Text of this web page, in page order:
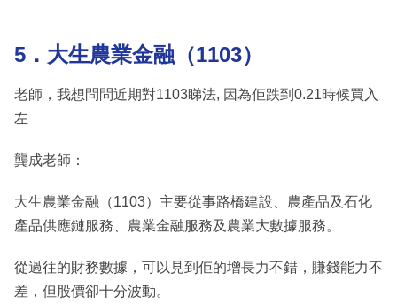
5．大生農業金融（1103）
老師，我想問問近期對1103睇法, 因為佢跌到0.21時候買入
左
龔成老師：
大生農業金融（1103）主要從事路橋建設、農產品及石化
產品供應鏈服務、農業金融服務及農業大數據服務。
從過往的財務數據，可以見到佢的增長力不錯，賺錢能力不
差，但股價卻十分波動。